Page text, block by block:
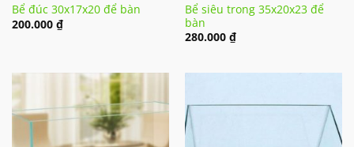
Bể đúc 30x17x20 để bàn
200.000 ₫
Bể siêu trong 35x20x23 để
bàn
280.000 ₫